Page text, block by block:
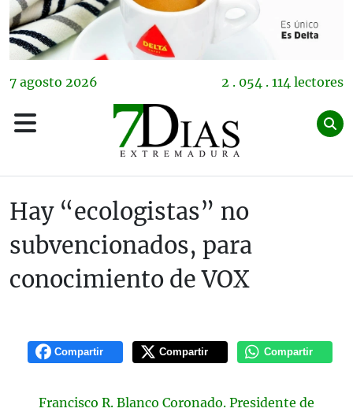
7 agosto 2026 2 . 054 . 114 lectores
Hay “ecologistas” no
subvencionados, para
conocimiento de VOX
Compartir Compartir Compartir
Francisco R. Blanco Coronado. Presidente de